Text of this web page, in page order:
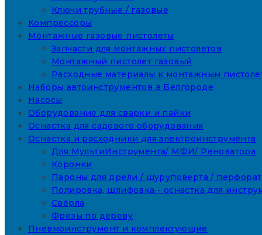
Ключи трубные / газовые
Компрессоры
Монтажные газовые пистолеты
Запчасти для монтажных пистолетов
Монтажный пистолет газовый
Расходные материалы к монтажным
Наборы автоинструментов в Белгороде
Насосы
Оборудование для сварки и пайки
Оснастка для садового оборудования
Оснастка и расходники для электроинструмента
Для МультиИнструмента/ МФИ/ Реноватора
Коронки
Пароны для дрели / шуруповерта /
Полировка, шлифовка - оснастка для
Свёрла
Фрезы по дереву
Пневмоинструмент и комплектующие